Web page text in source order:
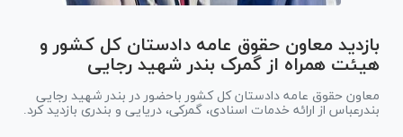
بازدید معاون حقوق عامه دادستان کل کشور و
هیئت همراه از گمرک بندر شهید رجایی
معاون حقوق عامه دادستان کل کشور باحضور در بندر شهید رجایی
بندرعباس از ارائه خدمات اسنادی، گمرکی، دریایی و بندری بازدید کرد.